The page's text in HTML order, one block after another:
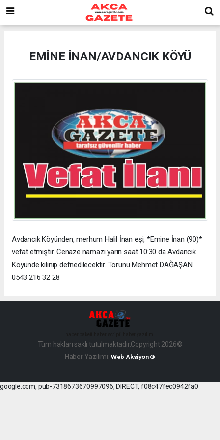
EMİNE İNAN/AVDANCIK KÖYÜ
Avdancık Köyünden, merhum Halil İnan eşi, *Emine İnan (90)*
vefat etmiştir. Cenaze namazı yarın saat 10:30 da Avdancık
Köyünde kılınıp defnedilecektir. Torunu Mehmet DAĞAŞAN
0543 216 32 28
Tüm hakları saklı tutulmaktadır.Copyright 2026©
Haber Yazılımı: Web Aksiyon ®
google.com, pub-7318673670997096, DIRECT, f08c47fec0942fa0